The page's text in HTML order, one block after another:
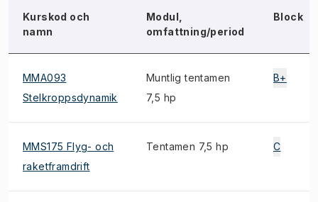
Kurskod och
namn
Modul,
omfattning/period
Block
MMA093
Stelkroppsdynamik
Muntlig tentamen
7,5 hp
B+
MMS175 Flyg- och
raketframdrift
Tentamen 7,5 hp C